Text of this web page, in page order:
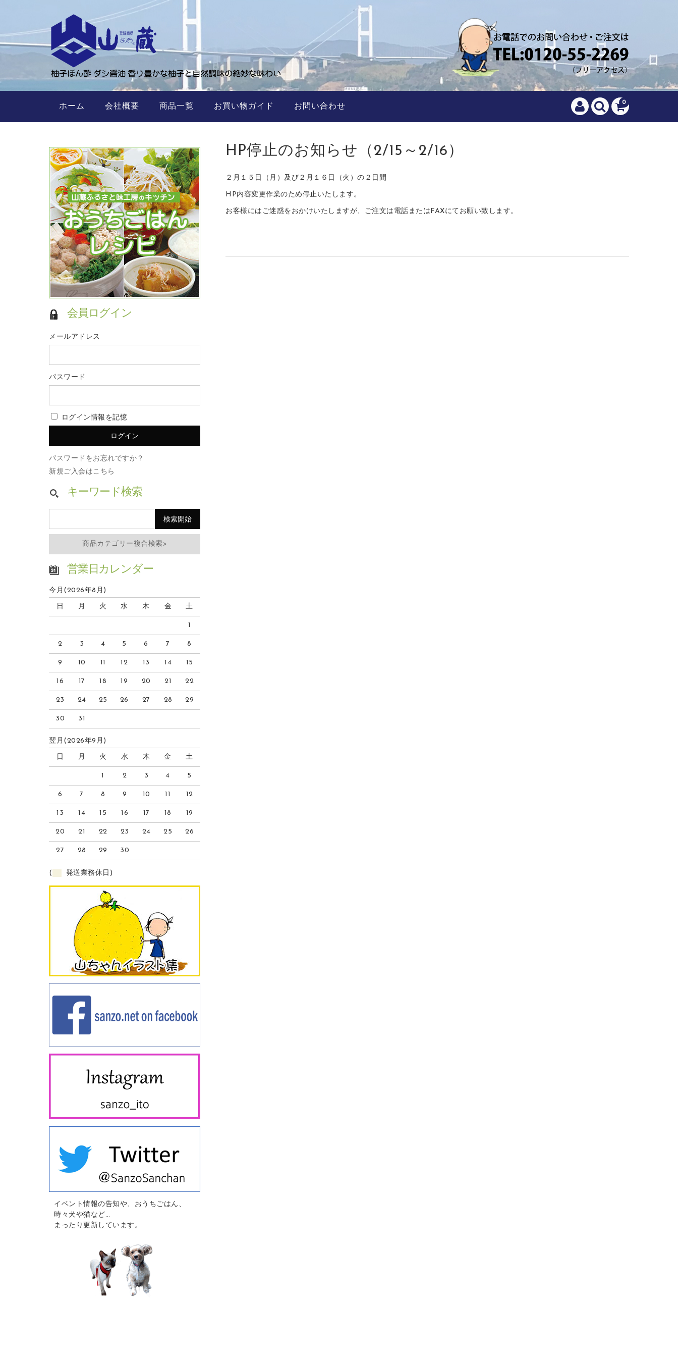
0
ホーム 会社概要 商品一覧 お買い物ガイド お問い合わせ
HP停止のお知らせ（2/15～2/16）
２月１５日（月）及び２月１６日（火）の２日間
HP内容変更作業のため停止いたします。
お客様にはご迷惑をおかけいたしますが、ご注文は電話またはFAXにてお願い致します。
会員ログイン
メールアドレス
パスワード
ログイン情報を記憶
パスワードをお忘れですか？
新規ご入会はこちら
キーワード検索
商品カテゴリー複合検索>
営業日カレンダー
今月(2026年8月)
日 月 火 水 木 金 土
1
2 3 4 5 6 7 8
9 10 11 12 13 14 15
16 17 18 19 20 21 22
23 24 25 26 27 28 29
30 31
翌月(2026年9月)
日 月 火 水 木 金 土
1 2 3 4 5
6 7 8 9 10 11 12
13 14 15 16 17 18 19
20 21 22 23 24 25 26
27 28 29 30
( 発送業務休日)
イベント情報の告知や、おうちごはん、
時々犬や猫など…
まったり更新しています。